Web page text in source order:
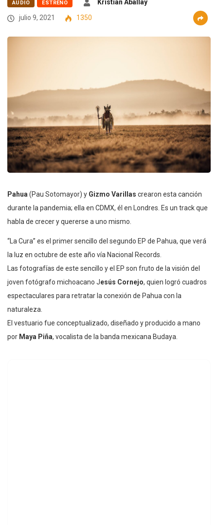
AUDIO ESTRENO
Kristian Aballay
julio 9, 2021
1350
Pahua (Pau Sotomayor) y Gizmo Varillas crearon esta canción
durante la pandemia; ella en CDMX, él en Londres. Es un track que
habla de crecer y quererse a uno mismo.
“La Cura” es el primer sencillo del segundo EP de Pahua, que verá
la luz en octubre de este año vía Nacional Records.
Las fotografías de este sencillo y el EP son fruto de la visión del
joven fotógrafo michoacano Jesús Cornejo, quien logró cuadros
espectaculares para retratar la conexión de Pahua con la
naturaleza.
El vestuario fue conceptualizado, diseñado y producido a mano
por Maya Piña, vocalista de la banda mexicana Budaya.